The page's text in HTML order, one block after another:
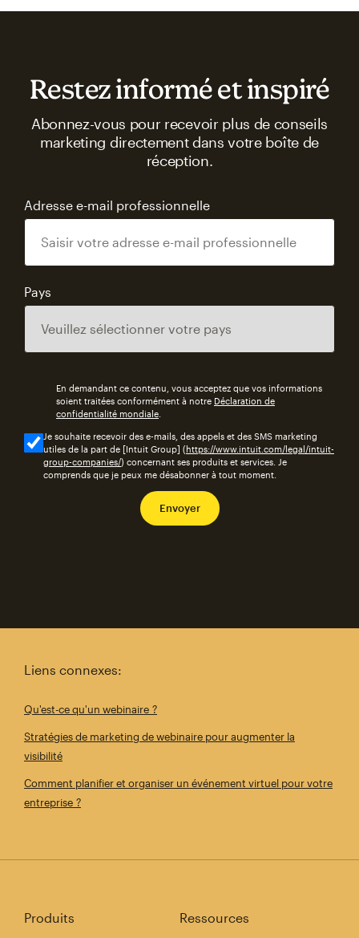
Restez informé et inspiré
Abonnez-vous pour recevoir plus de conseils
marketing directement dans votre boîte de
réception.
Adresse e-mail professionnelle
Pays
En demandant ce contenu, vous acceptez que vos informations
soient traitées conformément à notre Déclaration de
confidentialité mondiale
Je souhaite recevoir des e-mails, des appels et des SMS marketing
utiles de la part de [Intuit Group] (https://www.intuit.com/legal/intuit-
group-companies/) concernant ses produits et services. Je
comprends que je peux me désabonner à tout moment.
Liens connexes:
Qu'est-ce qu'un webinaire ?
Stratégies de marketing de webinaire pour augmenter la
visibilité
Comment planifier et organiser un événement virtuel pour votre
entreprise ?
Produits Ressources